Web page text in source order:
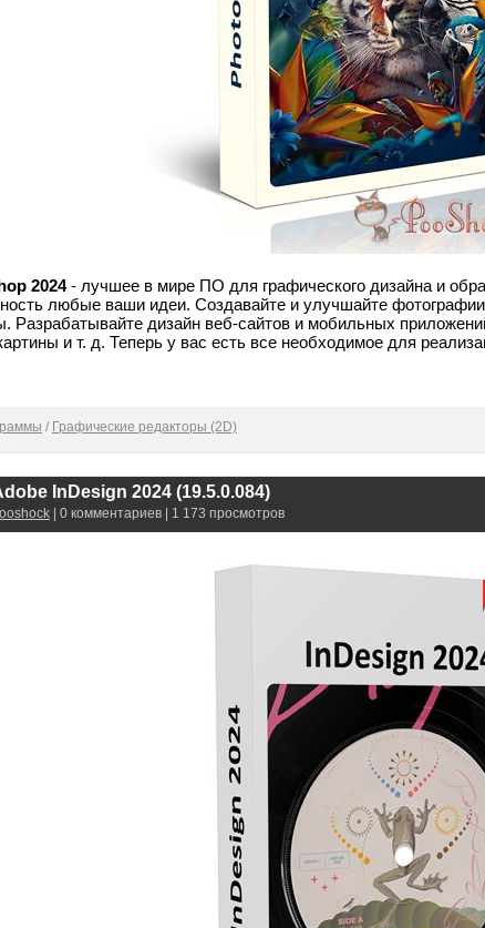
2024- лучшее в мире ПО для графического дизайна и
любые ваши идеи. Создавайте и улучшайте
Разрабатывайте дизайн веб-сайтов и мобильных
и т. д. Теперь у вас есть все необходимое для
/ Графические редакторы (2D)
InDesign 2024 (19.5.0.084)
| 0 комментариев | 1 173 просмотров